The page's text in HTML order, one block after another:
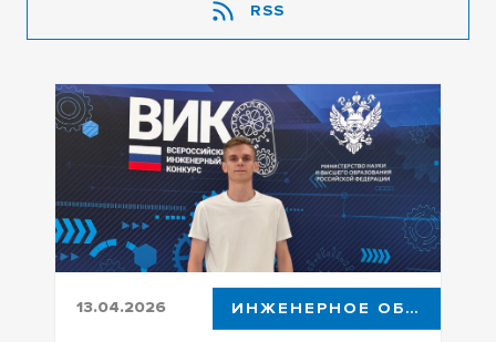
RSS
13.04.2026 ИНЖЕНЕРНОЕ ОБРАЗОВАНИЕ